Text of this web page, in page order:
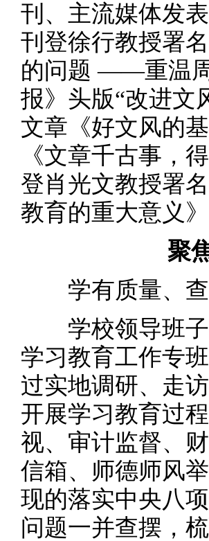
刊、主流媒体发
刊登徐行教授署
的问题 ——重温
报》头版“改进文
文章《好文风的
《文章千古事，
登肖光文教授署
教育的重大意义》
聚
学有质量、查
学校领导班子
学习教育工作专
过实地调研、走
开展学习教育过
视、审计监督、
信箱、师德师风
现的落实中央八
问题一并查摆，